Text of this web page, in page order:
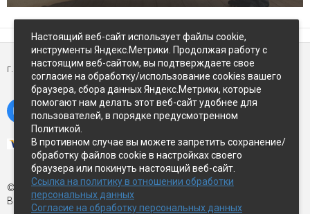
г. Петропавловск-Камчатский,ул Восточное-шоссе, д.5
© Экспострой, 2026 г.
Все права защищены
Настоящий веб-сайт использует файлы cookie,
инструменты Яндекс.Метрики. Продолжая работу с
настоящим веб-сайтом, вы подтверждаете свое
согласие на обработку/использование cookies вашего
браузера, сбора данных Яндекс.Метрики, которые
помогают нам делать этот веб-сайт удобнее для
пользователей, в порядке предусмотренном
Политикой.
В противном случае вы можете запретить сохранение/
обработку файлов cookie в настройках своего
браузера или покинуть настоящий веб-сайт.
Ссылка на политику в отношении обработки
персональных данных
Согласие на обработку персональных данных